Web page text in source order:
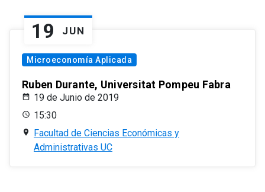
19 JUN
Microeconomía Aplicada
Ruben Durante, Universitat Pompeu Fabra
19 de Junio de 2019
15:30
Facultad de Ciencias Económicas y
Administrativas UC